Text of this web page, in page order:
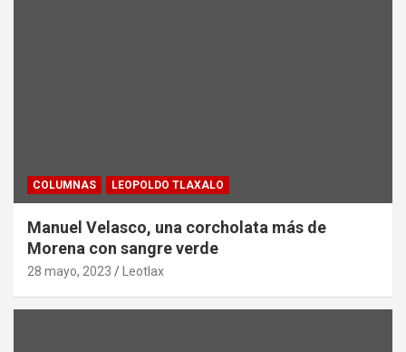
COLUMNAS LEOPOLDO TLAXALO
Manuel Velasco, una corcholata más de
Morena con sangre verde
28 mayo, 2023 Leotlax